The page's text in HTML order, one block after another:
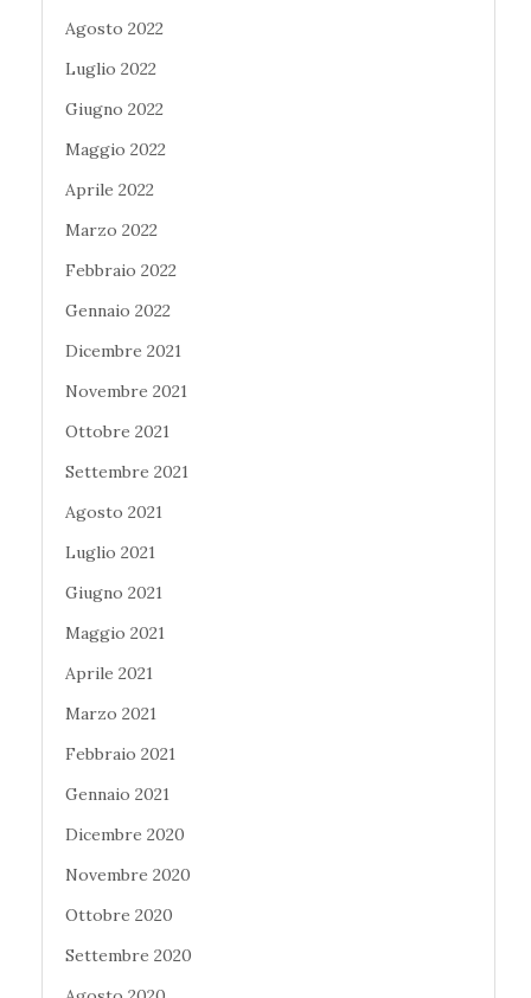
Agosto 2022
Luglio 2022
Giugno 2022
Maggio 2022
Aprile 2022
Marzo 2022
Febbraio 2022
Gennaio 2022
Dicembre 2021
Novembre 2021
Ottobre 2021
Settembre 2021
Agosto 2021
Luglio 2021
Giugno 2021
Maggio 2021
Aprile 2021
Marzo 2021
Febbraio 2021
Gennaio 2021
Dicembre 2020
Novembre 2020
Ottobre 2020
Settembre 2020